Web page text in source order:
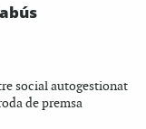
social autogestionat
de premsa